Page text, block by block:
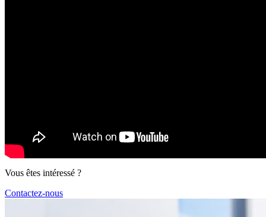
Vous êtes intéressé ?
Contactez-nous